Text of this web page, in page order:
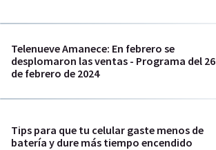
Telenueve Amanece: En febrero se
desplomaron las ventas - Programa del 26
de febrero de 2024
Tips para que tu celular gaste menos de
batería y dure más tiempo encendido